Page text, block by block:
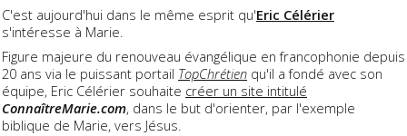
C'est aujourd'hui dans le même esprit qu'Eric Célérier
s'intéresse à Marie.
Figure majeure du renouveau évangélique en francophonie depuis
20 ans via le puissant portail TopChrétien qu'il a fondé avec son
équipe, Eric Célérier souhaite créer un site intitulé
ConnaîtreMarie.com, dans le but d'orienter, par l'exemple
biblique de Marie, vers Jésus.